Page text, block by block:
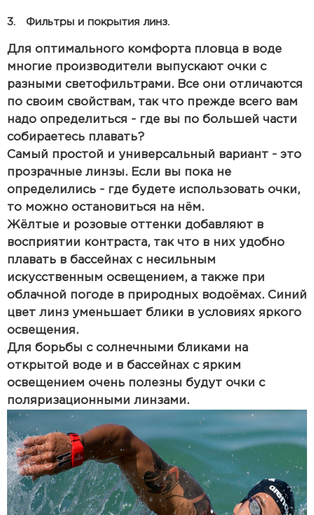
3. Фильтры и покрытия линз.
Для оптимального комфорта пловца в воде
многие производители выпускают очки с
разными светофильтрами. Все они отличаются
по своим свойствам, так что прежде всего вам
надо определиться - где вы по большей части
собираетесь плавать?
Самый простой и универсальный вариант - это
прозрачные линзы. Если вы пока не
определились - где будете использовать очки,
то можно остановиться на нём.
Жёлтые и розовые оттенки добавляют в
восприятии контраста, так что в них удобно
плавать в бассейнах с несильным
искусственным освещением, а также при
облачной погоде в природных водоёмах. Синий
цвет линз уменьшает блики в условиях яркого
освещения.
Для борьбы с солнечными бликами на
открытой воде и в бассейнах с ярким
освещением очень полезны будут очки с
поляризационными линзами.